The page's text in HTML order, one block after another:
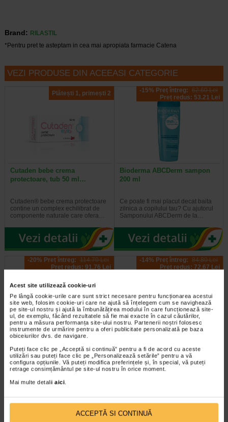
Acest site utilizează cookie-uri
Pe lângă cookie-urile care sunt strict necesare pentru funcționarea acestui
site web, folosim cookie-uri care ne ajută să înțelegem cum se navighează
pe site-ul nostru și ajută la îmbunătățirea modului în care funcționează site-
ul, de exemplu, făcând rezultatele să fie mai exacte în cazul căutărilor,
pentru a măsura performanța site-ului nostru. Partenerii noștri folosesc
instrumente de urmărire pentru a oferi publicitate personalizată pe baza
obiceiurilor dvs. de navigare.
Puteți face clic pe „Acceptă si continuă” pentru a fi de acord cu aceste
utilizări sau puteți face clic pe „Personalizează setările” pentru a vă
configura opțiunile. Vă puteți modifica preferințele și, în special, vă puteți
retrage consimțământul pe site-ul nostru în orice moment.
Mai multe detalii aici
ACCEPTĂ SI CONTINUĂ
Brand:
RILASTIL
*Pentru pret te asteptam in cea mai apropiata farmacie Catena
VEZI PRODUSE DIN ACEEASI CATEGORIE
Plătești 1, primești 2
Cutaden bebe crema
protectoare, tub 50 ml…
Cutaden® bebe crema protectoare
contine un complex echilibrat de
componente naturale care ofera…
-15% Preț întreg: 62.60 Lei
Preț redus: 53.21 Lei
Bioderma ABCDerm sampon
200 ml
Ce poate fi mai placut decat baita
zilnica a copilului tau? Cu ajutorul
Samponului ABCDerm de la…
-20% Preț întreg: 114.70 Lei
Preț redus: 91.76 Lei
ABCDerm Gel spumant, 1l,
Bioderma
Gelul spumant ABCDerm de la
pielea sensibila a copiilor…
-14% Preț întreg: 84,80 Lei
Preț redus: 72.67 Lei
100ml
Aderma Cytelium spray este un